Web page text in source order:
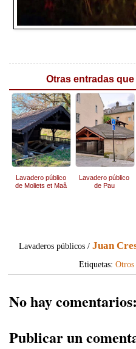
Otras entradas
Lavadero público
de Moliets et Maâ
Lavadero público
de Pau
Lavaderos públicos /Juan
Etiquetas: Otros
No hay comentarios:
Publicar un